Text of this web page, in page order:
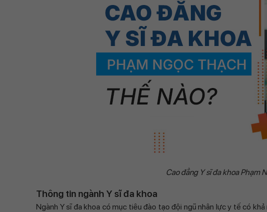
Cao đẳng Y sĩ đa khoa Phạm
Thông tin ngành Y sĩ đa khoa
Ngành Y sĩ đa khoa có mục tiêu đào tạo đội ngũ nhân lực y tế có